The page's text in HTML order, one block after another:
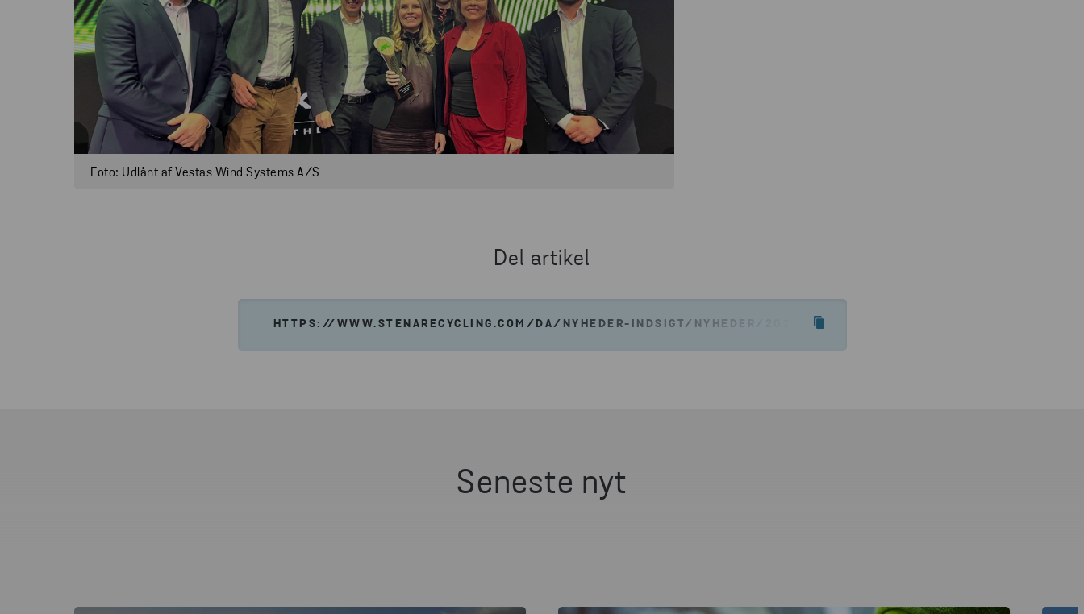
Foto: Udlånt af Vestas Wind Systems A/S
Del artikel
HTTPS://WWW.STENARECYCLING.COM/DA/NYHEDER-INDSIGT/NYHEDER/2024/STENA-RECYCLING-VINDER-JEC-
Seneste nyt